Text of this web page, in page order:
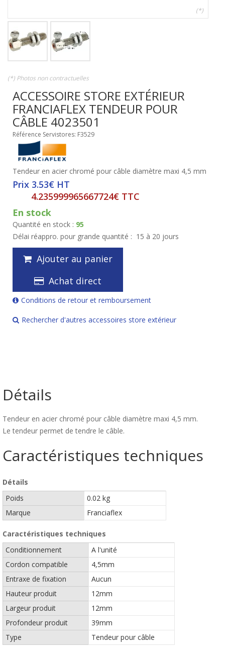
(*)
(*) Photos non contractuelles
ACCESSOIRE STORE EXTÉRIEUR
FRANCIAFLEX TENDEUR POUR
CÂBLE 4023501
Référence Servistores: F3529
Tendeur en acier chromé pour câble diamètre maxi 4,5 mm
Prix 3.53€ HT
4.235999965667724€ TTC
En stock
Quantité en stock : 95
Délai réappro. pour grande quantité : 15 à 20 jours
Ajouter au panier
Achat direct
Conditions de retour et remboursement
Rechercher d'autres accessoires store extérieur
Détails
Tendeur en acier chromé pour câble diamètre maxi 4,5 mm.
Le tendeur permet de tendre le câble.
Caractéristiques techniques
Détails
Poids
0.02 kg
Marque
Franciaflex
Caractéristiques techniques
Conditionnement
A l'unité
Cordon compatible
4,5mm
Entraxe de fixation
Aucun
Hauteur produit
12mm
Largeur produit
12mm
Profondeur produit
39mm
Type
Tendeur pour câble